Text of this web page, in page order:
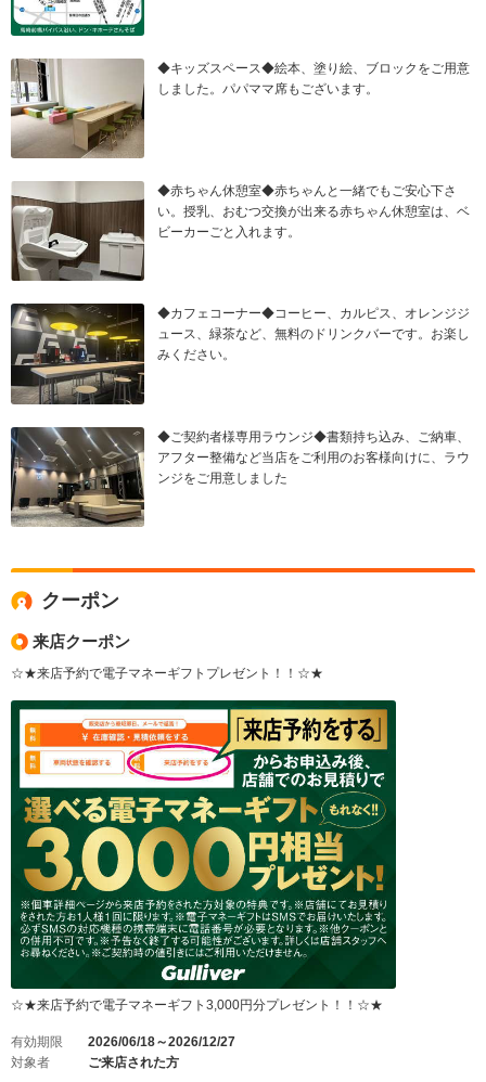
◆キッズスペース◆絵本、塗り絵、ブロックをご用意
しました。パパママ席もございます。
◆赤ちゃん休憩室◆赤ちゃんと一緒でもご安心下さ
い。授乳、おむつ交換が出来る赤ちゃん休憩室は、ベ
ビーカーごと入れます。
◆カフェコーナー◆コーヒー、カルピス、オレンジジ
ュース、緑茶など、無料のドリンクバーです。お楽し
みください。
◆ご契約者様専用ラウンジ◆書類持ち込み、ご納車、
アフター整備など当店をご利用のお客様向けに、ラウ
ンジをご用意しました
クーポン
来店クーポン
☆★来店予約で電子マネーギフトプレゼント！！☆★
☆★来店予約で電子マネーギフト3,000円分プレゼント！！☆★
有効期限
2026/06/18～2026/12/27
対象者
ご来店された方